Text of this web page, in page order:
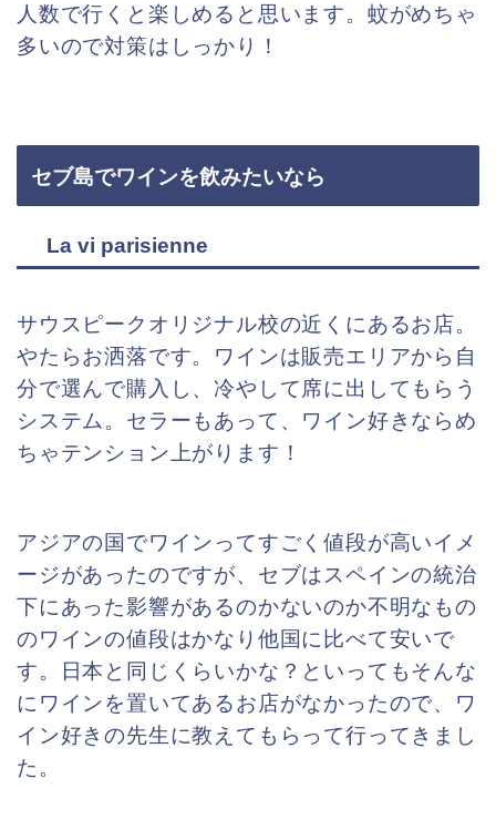
人数で行くと楽しめると思います。蚊がめちゃ
多いので対策はしっかり！
セブ島でワインを飲みたいなら
La vi parisienne
サウスピークオリジナル校の近くにあるお店。
やたらお洒落です。ワインは販売エリアから自
分で選んで購入し、冷やして席に出してもらう
システム。セラーもあって、ワイン好きならめ
ちゃテンション上がります！
アジアの国でワインってすごく値段が高いイメ
ージがあったのですが、セブはスペインの統治
下にあった影響があるのかないのか不明なもの
のワインの値段はかなり他国に比べて安いで
す。日本と同じくらいかな？といってもそんな
にワインを置いてあるお店がなかったので、ワ
イン好きの先生に教えてもらって行ってきまし
た。